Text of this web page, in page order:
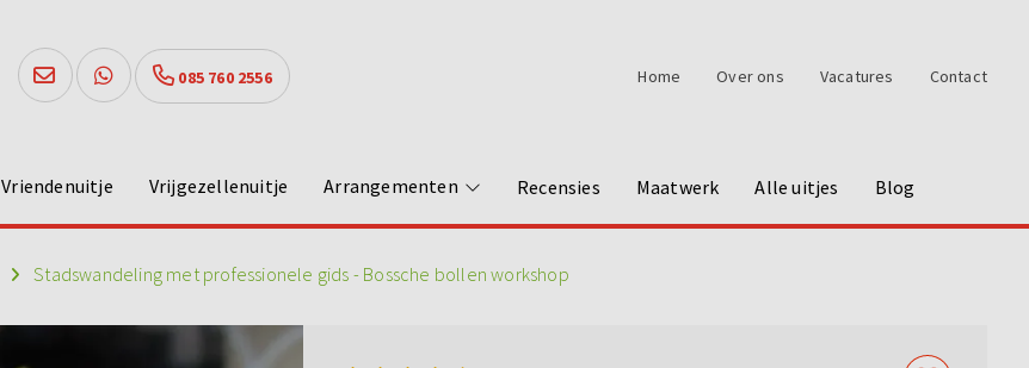
085 760 2556 Home Over ons Vacatures Contact
Vriendenuitje Vrijgezellenuitje Arrangementen Recensies Maatwerk Alle uitjes Blog
Stadswandeling met professionele gids - Bossche bollen workshop